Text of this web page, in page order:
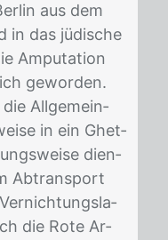
aus dem
in das jü­di­sche
Am­pu­ta­ti­on
ge­wor­den.
die All­ge­mein­
in ein Ghet­
dien­
Ab­trans­port
die Rote Ar­